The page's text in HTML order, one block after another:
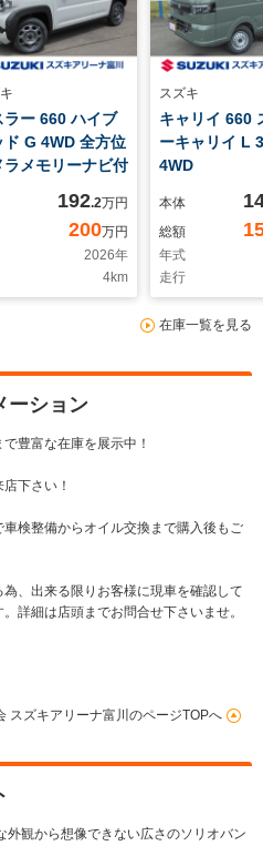
ラー 660 ハイブ
ド G 4WD 全方位
ラメモリーナビ付
192.2万円
200万円
2026年
4km
スズキ
キャリイ 660
ーキャリイ L
4WD
本体
総額
年式
走行
在庫一覧を見る
ーション
豊富な在庫を展示中！
下さい！
検整備からオイル交換まで購入後もご
、出来る限りお客様に現車を確認して
詳細は店頭までお問合せ下さいませ。
スズキアリーナ富川のページTOPへ
外観から想像できない広さのソリオバン